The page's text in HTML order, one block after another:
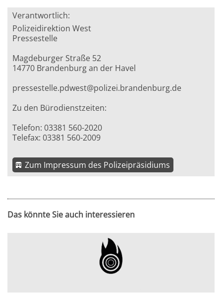
Verantwortlich:
Polizeidirektion West
Pressestelle
Magdeburger Straße 52
14770 Brandenburg an der Havel
pressestelle.pdwest@polizei.brandenburg.de
Zu den Bürodienstzeiten:
Telefon: 03381 560-2020
Telefax: 03381 560-2009
Zum Impressum des Polizeipräsidiums
Das könnte Sie auch interessieren